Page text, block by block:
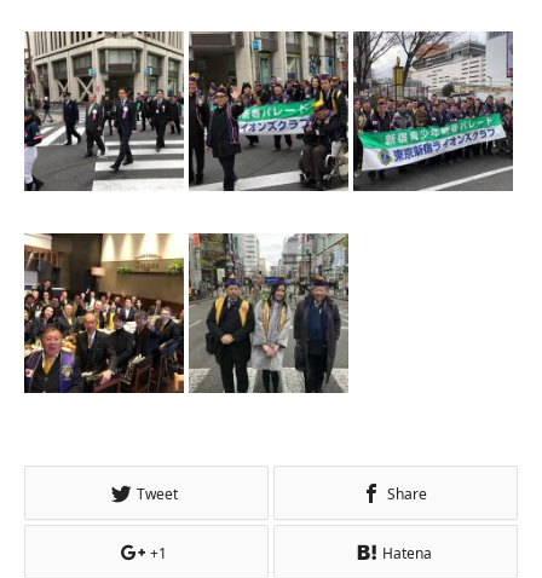
Tweet Share
+1 Hatena